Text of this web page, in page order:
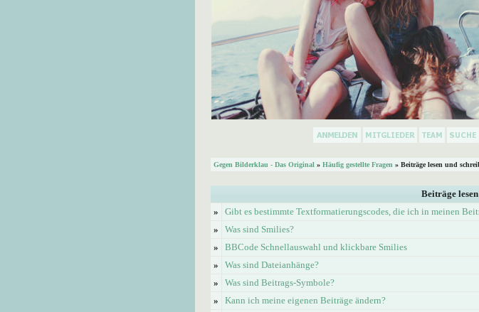
Gegen Bilderklau - Das Original » Häufig gestellte Fragen » Beiträge lesen und
Beiträge
»
Gibt es bestimmte Textformatierungscodes, die ich in meinen
»
Was sind Smilies?
»
BBCode Schnellauswahl und klickbare Smilies
»
Was sind Dateianhänge?
»
Was sind Beitrags-Symbole?
»
Kann ich meine eigenen Beiträge ändern?